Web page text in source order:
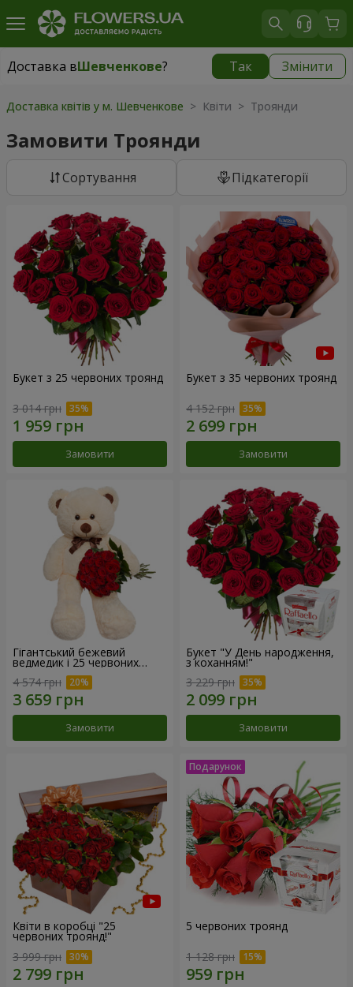
Доставка вШевченкове? Так Змінити
Доставка вШевченкове| безкоштовно
Доставка квітів у м. Шевченкове > Квіти > Троянди
Замовити Троянди
Сортування Підкатегорії
Букет з 25 червоних троянд
3 014 грн
Замовити
Букет з 35 червоних троянд
4 152 грн
Замовити
Гігантський бежевий
ведмедик і 25 червоних
троянд
4 574 грн
Замовити
Букет "У День народження,
з коханням!"
3 229 грн
Замовити
Квіти в коробці "25
червоних троянд!"
3 999 грн
5 червоних троянд
1 128 грн